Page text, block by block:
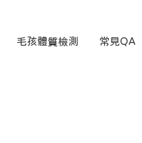
毛孩體質檢測 常見QA